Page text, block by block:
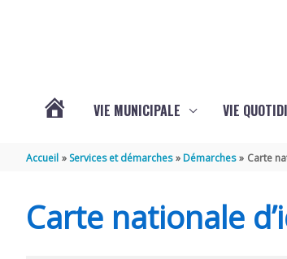
VIE MUNICIPALE VIE
Accueil Services et démarches Démarches Carte
Carte nationale